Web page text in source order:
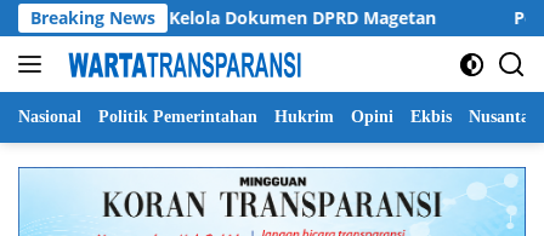
Langsung
ke
konten
Breaking News
Tata Kelola Dokumen DPRD Magetan Pemprov
Nasional Politik Pemerintahan Hukrim Opini Ekbis Nusantara